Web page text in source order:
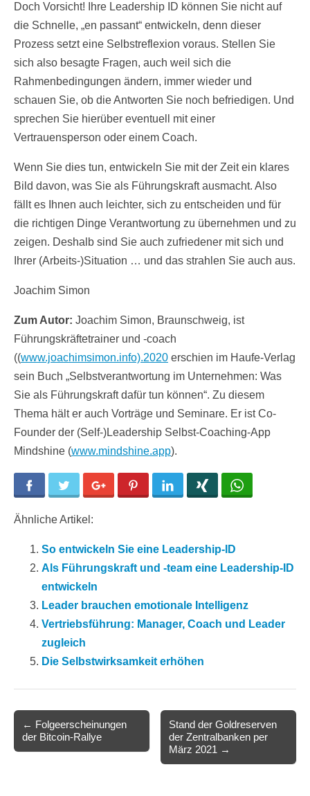
Doch Vorsicht! Ihre Leadership ID können Sie nicht auf
die Schnelle, „en passant“ entwickeln, denn dieser
Prozess setzt eine Selbstreflexion voraus. Stellen Sie
sich also besagte Fragen, auch weil sich die
Rahmenbedingungen ändern, immer wieder und
schauen Sie, ob die Antworten Sie noch befriedigen. Und
sprechen Sie hierüber eventuell mit einer
Vertrauensperson oder einem Coach.
Wenn Sie dies tun, entwickeln Sie mit der Zeit ein klares
Bild davon, was Sie als Führungskraft ausmacht. Also
fällt es Ihnen auch leichter, sich zu entscheiden und für
die richtigen Dinge Verantwortung zu übernehmen und zu
zeigen. Deshalb sind Sie auch zufriedener mit sich und
Ihrer (Arbeits-)Situation … und das strahlen Sie auch aus.
Joachim Simon
Zum Autor: Joachim Simon, Braunschweig, ist
Führungskräftetrainer und -coach
((www.joachimsimon.info).2020 erschien im Haufe-Verlag
sein Buch „Selbstverantwortung im Unternehmen: Was
Sie als Führungskraft dafür tun können“. Zu diesem
Thema hält er auch Vorträge und Seminare. Er ist Co-
Founder der (Self-)Leadership Selbst-Coaching-App
Mindshine (www.mindshine.app).
Facebook Twitter Google+ Pinterest LinkedIn
Ähnliche Artikel:
So entwickeln Sie eine Leadership-ID
Als Führungskraft und -team eine Leadership-ID
entwickeln
Leader brauchen emotionale Intelligenz
Vertriebsführung: Manager, Coach und Leader
zugleich
Die Selbstwirksamkeit erhöhen
navigation
← Folgeerscheinungen
der Bitcoin-Rallye
Stand der Goldreserven
der Zentralbanken per
März 2021 →